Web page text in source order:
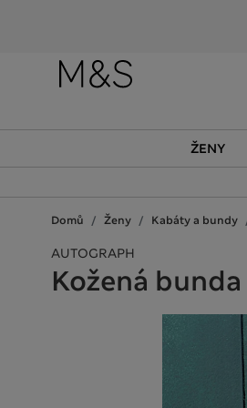
ŽENY
Domů Ženy Kabáty a bundy
AUTOGRAPH
Kožená